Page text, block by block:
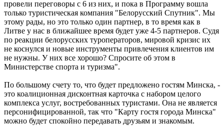
провели переговоры с 6 из них, и пока в Программу вошла
только туристическая компания "Белорусский Спутник". Мы
этому рады, но это только один партнер, в то время как в
Литве у нас в ближайшее время будет уже 4-5 партнеров. Судя
по реакции белорусских туроператоров, мировой кризис их
не коснулся и новые инструменты привлечения клиентов им
не нужны. У них все хорошо? Спросите об этом в
Министерстве спорта и туризма".
По большому счету то, что будет предложено гостям Минска, -
это коалиционная дисконтная карточка с набором целого
комплекса услуг, востребованных туристами. Она не является
персонифицированной, так что "Карту гостя города Минска"
можно будет спокойно передавать друзьям и знакомым.